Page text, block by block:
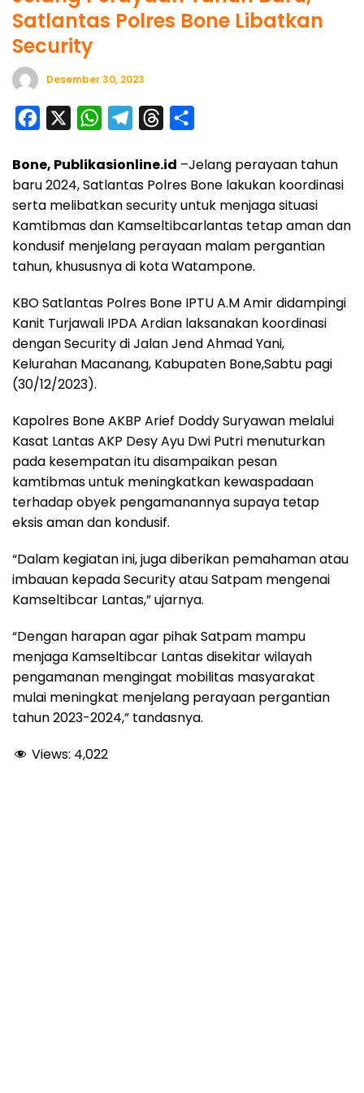
Satlantas Polres Bone Libatkan
Security
Desember 30, 2023
c
e
b
o
o
W
a
t
s
A
p
l
e
g
r
a
r
e
a
d
s
a
r
e
Bone, Publikasionline.id –Jelang perayaan tahun
baru 2024, Satlantas Polres Bone lakukan koordinasi
serta melibatkan security untuk menjaga situasi
Kamtibmas dan Kamseltibcarlantas tetap aman dan
kondusif menjelang perayaan malam pergantian
tahun, khususnya di kota Watampone.
KBO Satlantas Polres Bone IPTU A.M Amir didampingi
Kanit Turjawali IPDA Ardian laksanakan koordinasi
dengan Security di Jalan Jend Ahmad Yani,
Kelurahan Macanang, Kabupaten Bone,Sabtu pagi
(30/12/2023).
Kapolres Bone AKBP Arief Doddy Suryawan melalui
Kasat Lantas AKP Desy Ayu Dwi Putri menuturkan
pada kesempatan itu disampaikan pesan
kamtibmas untuk meningkatkan kewaspadaan
terhadap obyek pengamanannya supaya tetap
eksis aman dan kondusif.
“Dalam kegiatan ini, juga diberikan pemahaman atau
imbauan kepada Security atau Satpam mengenai
Kamseltibcar Lantas,” ujarnya.
“Dengan harapan agar pihak Satpam mampu
menjaga Kamseltibcar Lantas disekitar wilayah
pengamanan mengingat mobilitas masyarakat
mulai meningkat menjelang perayaan pergantian
tahun 2023-2024,” tandasnya.
Views: 4,022